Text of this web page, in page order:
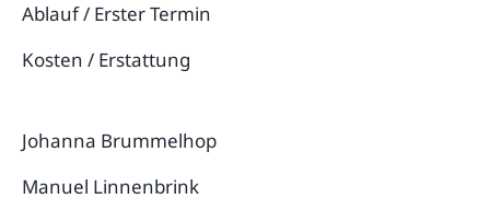
Ablauf / Erster Termin
Kosten / Erstattung
Johanna Brummelhop
Manuel Linnenbrink